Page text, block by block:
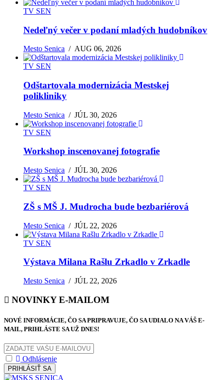
TV SEN
Nedeľný večer v podaní mladých hudobníkov
Mesto Senica /AUG 06, 2026
TV SEN
Odštartovala modernizácia Mestskej
polikliniky
Mesto Senica /JÚL 30, 2026
TV SEN
Workshop inscenovanej fotografie
Mesto Senica /JÚL 30, 2026
TV SEN
ZŠ s MŠ J. Mudrocha bude bezbariérová
Mesto Senica /JÚL 22, 2026
TV SEN
Výstava Milana Rašlu Zrkadlo v Zrkadle
Mesto Senica /JÚL 22, 2026
NOVINKY E-MAILOM
NOVÉ INFORMÁCIE, ČO SA PRIPRAVUJE, ČO SA UDIALO NA VÁŠ E-
MAIL, PRIHLÁSTE SA UŽ DNES!
Odhlásenie
PRIHLÁSIŤ SA